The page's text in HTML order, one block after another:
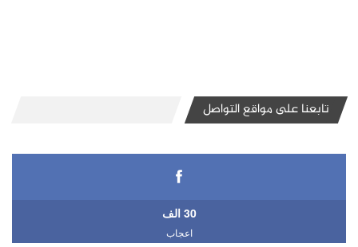
تابعنا على مواقع التواصل
30 الف
اعجاب